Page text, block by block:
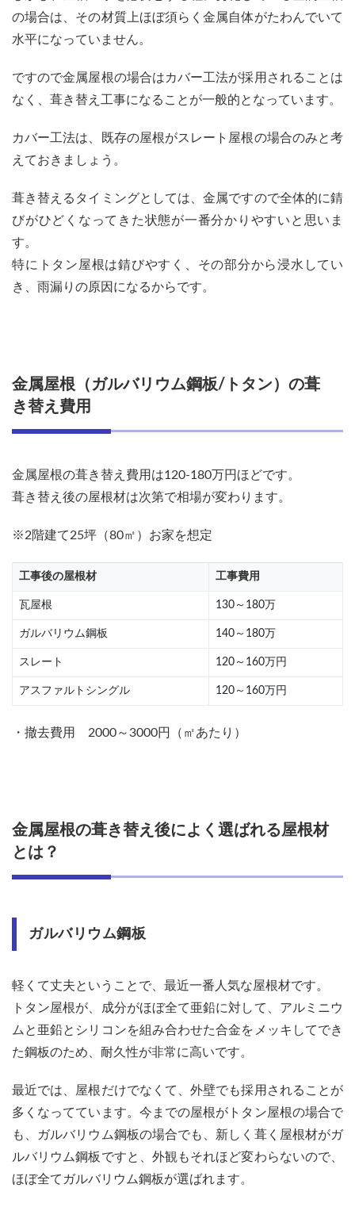
る屋
根材
と
4.1
ガル
ウム
鋼板
ート
4.3
5
金属
注意
すべ
きこ
塗装
で十
分で
いか
5.2
雨音
が出
いる
下葺き
水シー
ト：ル
板）ま
で劣化
ないか
バリ
板/
ンの
屋根
替え
まと
屋根
葺き
の場合は、その材質上ほぼ須らく金属自体がたわんでいて
水平になっていません。
ですので金属屋根の場合はカバー工法が採用されることは
なく、葺き替え工事になることが一般的となっています。
カバー工法は、既存の屋根がスレート屋根の場合のみと考
えておきましょう。
葺き替えるタイミングとしては、金属ですので全体的に錆
びがひどくなってきた状態が一番分かりやすいと思いま
す。
特にトタン屋根は錆びやすく、その部分から浸水してい
き、雨漏りの原因になるからです。
金属屋根（ガルバリウム鋼板/トタン）の葺
き替え費用
金属屋根の葺き替え費用は120-180万円ほどです。
葺き替え後の屋根材は次第で相場が変わります。
※2階建て25坪（80㎡）お家を想定
工事後の屋根材 工事費用
瓦屋根 130～180万
ガルバリウム鋼板 140～180万
スレート 120～160万円
アスファルトシングル 120～160万円
・撤去費用 2000～3000円（㎡あたり）
金属屋根の葺き替え後によく選ばれる屋根材
とは？
ガルバリウム鋼板
軽くて丈夫ということで、最近一番人気な屋根材です。
トタン屋根が、成分がほぼ全て亜鉛に対して、アルミニウ
ムと亜鉛とシリコンを組み合わせた合金をメッキしてでき
た鋼板のため、耐久性が非常に高いです。
最近では、屋根だけでなくて、外壁でも採用されることが
多くなってています。今までの屋根がトタン屋根の場合で
も、ガルバリウム鋼板の場合でも、新しく葺く屋根材がガ
ルバリウム鋼板ですと、外観もそれほど変わらないので、
ほぼ全てガルバリウム鋼板が選ばれます。